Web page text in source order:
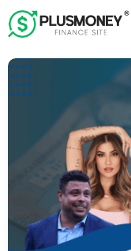
para
conteúdo